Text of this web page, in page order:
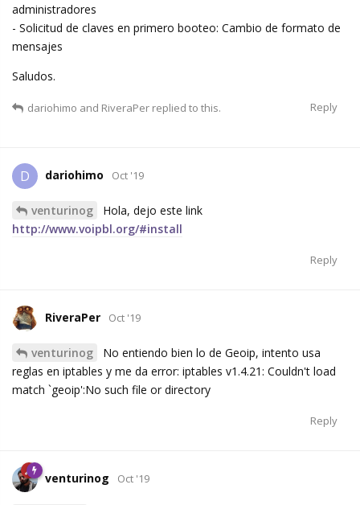
administradores
- Solicitud de claves en primero booteo: Cambio de formato de
mensajes
Saludos.
Reply
dariohimo and RiveraPer replied to this.
D dariohimo Oct '19
venturinog
Hola, dejo este link
http://www.voipbl.org/#install
Reply
RiveraPer Oct '19
venturinog
No entiendo bien lo de Geoip, intento usa
reglas en iptables y me da error: iptables v1.4.21: Couldn't load
match `geoip':No such file or directory
Reply
venturinog Oct '19